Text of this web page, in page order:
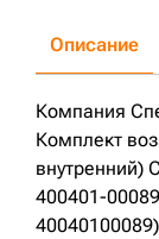
Описание
Компания
Комплект
внутренний)
400401-